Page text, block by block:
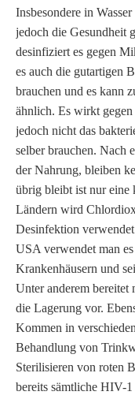
Insbesondere in
jedoch die Gesundheit
desinfiziert es gegen
es auch die gutartigen
brauchen und es kann
ähnlich. Es wirkt
jedoch nicht das
selber brauchen. Nach
der Nahrung, bleiben
übrig bleibt ist nur eine
Ländern wird
Desinfektion
USA verwendet man
Krankenhäusern und
Unter anderem bereitet
die Lagerung vor.
Kommen in
Behandlung von
Sterilisieren von roten
bereits sämtliche HIV-